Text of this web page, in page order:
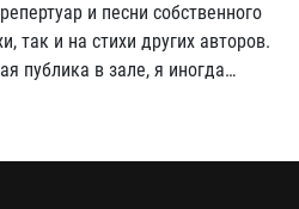
и песни собственного
так и на стихи других авторов.
публика в зале, я иногда